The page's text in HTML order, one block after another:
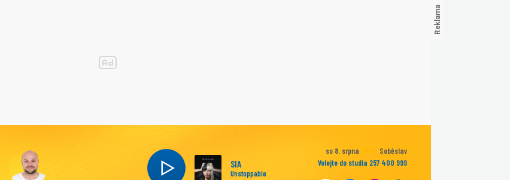
SIA
Unstoppable
so 8. srpna
Soběslav
Volejte do studia 257 400 999